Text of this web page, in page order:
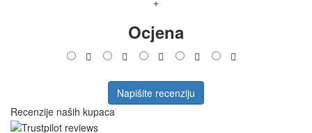
Ocjena
Napišite recenziju
Recenzije naših kupaca